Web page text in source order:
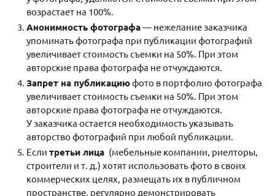
возрастает на 100%.
Анонимность фотографа— нежелание заказчика
упоминать фотографа при публикации фотографий
увеличивает стоимость съемки на 50%. При этом
авторские права фотографа не отчуждаются.
Запрет на публикациюфото в портфолио фотографа
увеличивает стоимость съемки на 50%. При этом
авторские права фотографа не отчуждаются.
У заказчика остается необходимость указывать
авторство фотографий при любой публикации.
Если третьи лица (мебельные компании, риелторы,
строители и т. д.) хотят использовать фото в своих
коммерческих целях, размещать их в публичном
пространстве, регулярно демонстрировать